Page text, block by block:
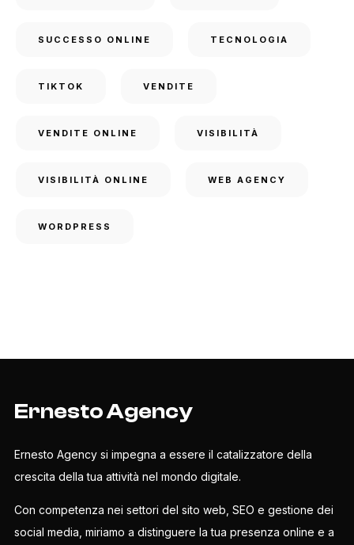
SUCCESSO ONLINE TECNOLOGIA
TIKTOK VENDITE
VENDITE ONLINE VISIBILITÀ
VISIBILITÀ ONLINE WEB AGENCY
WORDPRESS
Ernesto Agency
Ernesto Agency si impegna a essere il catalizzatore della
crescita della tua attività nel mondo digitale.
Con competenza nei settori del sito web, SEO e gestione dei
social media, miriamo a distinguere la tua presenza online e a